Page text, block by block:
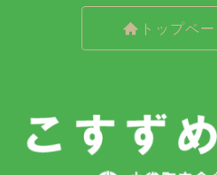
トップペ